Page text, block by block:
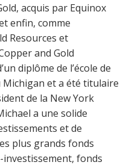
acquis par Equinox
enfin, comme
Resources et
and Gold
diplôme de l’école de
Michigan et a été titulaire
de la New York
a une solide
et de
plus grands fonds
fonds